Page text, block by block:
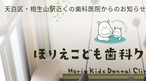
天白区・相生山駅近くの歯科医院からのお知らせ